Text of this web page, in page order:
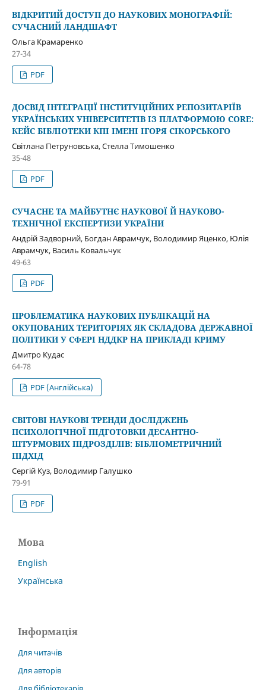
ВІДКРИТИЙ ДОСТУП ДО НАУКОВИХ МОНОГРАФІЙ:
СУЧАСНИЙ ЛАНДШАФТ
Ольга Крамаренко
27-34
PDF
ДОСВІД ІНТЕГРАЦІЇ ІНСТИТУЦІЙНИХ РЕПОЗИТАРІЇВ
УКРАЇНСЬКИХ УНІВЕРСИТЕТІВ ІЗ ПЛАТФОРМОЮ CORE:
КЕЙС БІБЛІОТЕКИ КПІ ІМЕНІ ІГОРЯ СІКОРСЬКОГО
Світлана Петруновська, Стелла Тимошенко
35-48
PDF
СУЧАСНЕ ТА МАЙБУТНЄ НАУКОВОЇ Й НАУКОВО-
ТЕХНІЧНОЇ ЕКСПЕРТИЗИ УКРАЇНИ
Андрій Задворний, Богдан Аврамчук, Володимир Яценко, Юлія
Аврамчук, Василь Ковальчук
49-63
PDF
ПРОБЛЕМАТИКА НАУКОВИХ ПУБЛІКАЦІЙ НА
ОКУПОВАНИХ ТЕРИТОРІЯХ ЯК СКЛАДОВА ДЕРЖАВНОЇ
ПОЛІТИКИ У СФЕРІ НДДКР НА ПРИКЛАДІ КРИМУ
Дмитро Кудас
64-78
PDF (Англійська)
СВІТОВІ НАУКОВІ ТРЕНДИ ДОСЛІДЖЕНЬ
ПСИХОЛОГІЧНОЇ ПІДГОТОВКИ ДЕСАНТНО-
ШТУРМОВИХ ПІДРОЗДІЛІВ: БІБЛІОМЕТРИЧНИЙ
ПІДХІД
Сергій Куз, Володимир Галушко
79-91
PDF
Мова
English
Українська
Інформація
Для читачів
Для авторів